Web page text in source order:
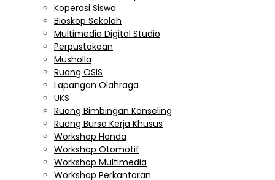
Koperasi Siswa
Bioskop Sekolah
Multimedia Digital Studio
Perpustakaan
Musholla
Ruang OSIS
Lapangan Olahraga
UKS
Ruang Bimbingan Konseling
Ruang Bursa Kerja Khusus
Workshop Honda
Workshop Otomotif
Workshop Multimedia
Workshop Perkantoran